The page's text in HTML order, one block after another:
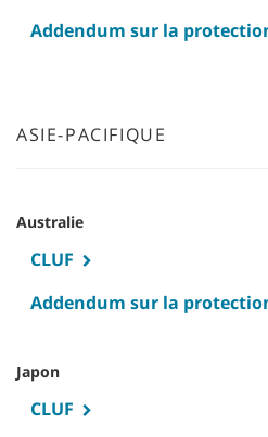
Addendum sur la
ASIE-PACIFIQUE
Australie
CLUF
Addendum sur la
Japon
CLUF